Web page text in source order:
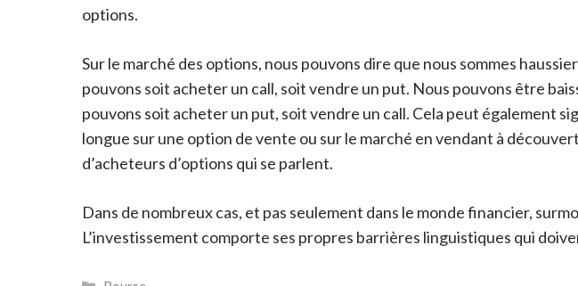
options.
Sur le marché des options, nous pouvons dire que nous sommes
pouvons soit acheter un call, soit vendre un put. Nous pouvons être
pouvons soit acheter un put, soit vendre un call. Cela peut également
longue sur une option de vente ou sur le marché en vendant à
d’acheteurs d’options qui se parlent.
Dans de nombreux cas, et pas seulement dans le monde financier,
L’investissement comporte ses propres barrières linguistiques qui